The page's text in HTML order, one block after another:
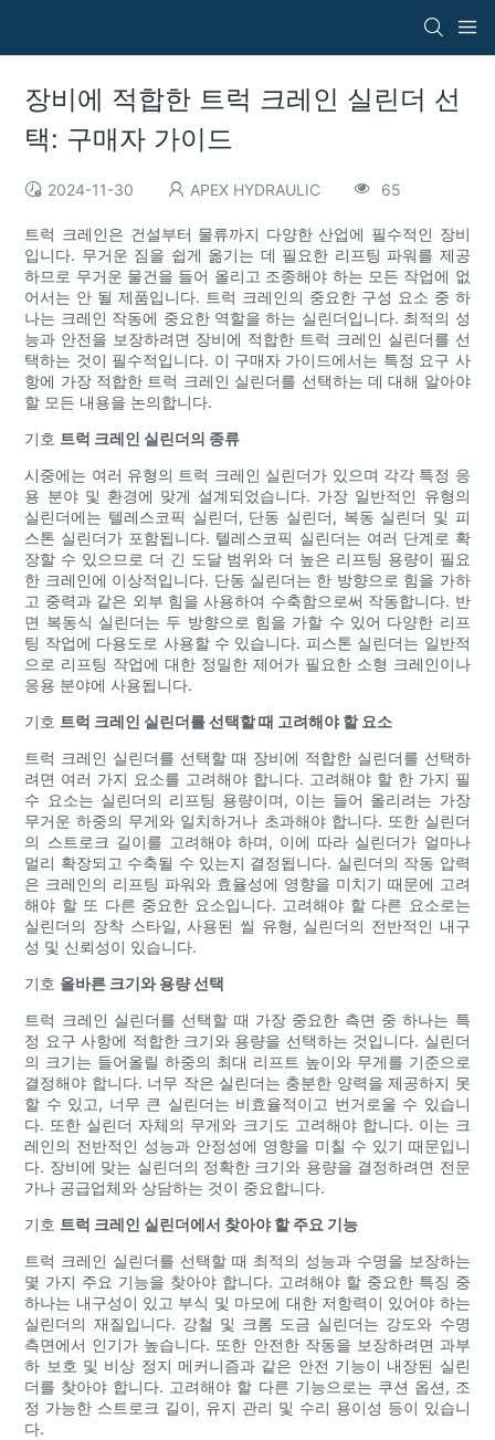
장비에 적합한 트럭 크레인 실린더 선
택: 구매자 가이드
2024-11-30 APEX HYDRAULIC 65
트럭 크레인은 건설부터 물류까지 다양한 산업에 필수적인 장비
입니다. 무거운 짐을 쉽게 옮기는 데 필요한 리프팅 파워를 제공
하므로 무거운 물건을 들어 올리고 조종해야 하는 모든 작업에 없
어서는 안 될 제품입니다. 트럭 크레인의 중요한 구성 요소 중 하
나는 크레인 작동에 중요한 역할을 하는 실린더입니다. 최적의 성
능과 안전을 보장하려면 장비에 적합한 트럭 크레인 실린더를 선
택하는 것이 필수적입니다. 이 구매자 가이드에서는 특정 요구 사
항에 가장 적합한 트럭 크레인 실린더를 선택하는 데 대해 알아야
할 모든 내용을 논의합니다.
기호 트럭 크레인 실린더의 종류
시중에는 여러 유형의 트럭 크레인 실린더가 있으며 각각 특정 응
용 분야 및 환경에 맞게 설계되었습니다. 가장 일반적인 유형의
실린더에는 텔레스코픽 실린더, 단동 실린더, 복동 실린더 및 피
스톤 실린더가 포함됩니다. 텔레스코픽 실린더는 여러 단계로 확
장할 수 있으므로 더 긴 도달 범위와 더 높은 리프팅 용량이 필요
한 크레인에 이상적입니다. 단동 실린더는 한 방향으로 힘을 가하
고 중력과 같은 외부 힘을 사용하여 수축함으로써 작동합니다. 반
면 복동식 실린더는 두 방향으로 힘을 가할 수 있어 다양한 리프
팅 작업에 다용도로 사용할 수 있습니다. 피스톤 실린더는 일반적
으로 리프팅 작업에 대한 정밀한 제어가 필요한 소형 크레인이나
응용 분야에 사용됩니다.
기호 트럭 크레인 실린더를 선택할 때 고려해야 할 요소
트럭 크레인 실린더를 선택할 때 장비에 적합한 실린더를 선택하
려면 여러 가지 요소를 고려해야 합니다. 고려해야 할 한 가지 필
수 요소는 실린더의 리프팅 용량이며, 이는 들어 올리려는 가장
무거운 하중의 무게와 일치하거나 초과해야 합니다. 또한 실린더
의 스트로크 길이를 고려해야 하며, 이에 따라 실린더가 얼마나
멀리 확장되고 수축될 수 있는지 결정됩니다. 실린더의 작동 압력
은 크레인의 리프팅 파워와 효율성에 영향을 미치기 때문에 고려
해야 할 또 다른 중요한 요소입니다. 고려해야 할 다른 요소로는
실린더의 장착 스타일, 사용된 씰 유형, 실린더의 전반적인 내구
성 및 신뢰성이 있습니다.
기호 올바른 크기와 용량 선택
트럭 크레인 실린더를 선택할 때 가장 중요한 측면 중 하나는 특
정 요구 사항에 적합한 크기와 용량을 선택하는 것입니다. 실린더
의 크기는 들어올릴 하중의 최대 리프트 높이와 무게를 기준으로
결정해야 합니다. 너무 작은 실린더는 충분한 양력을 제공하지 못
할 수 있고, 너무 큰 실린더는 비효율적이고 번거로울 수 있습니
다. 또한 실린더 자체의 무게와 크기도 고려해야 합니다. 이는 크
레인의 전반적인 성능과 안정성에 영향을 미칠 수 있기 때문입니
다. 장비에 맞는 실린더의 정확한 크기와 용량을 결정하려면 전문
가나 공급업체와 상담하는 것이 중요합니다.
기호 트럭 크레인 실린더에서 찾아야 할 주요 기능
트럭 크레인 실린더를 선택할 때 최적의 성능과 수명을 보장하는
몇 가지 주요 기능을 찾아야 합니다. 고려해야 할 중요한 특징 중
하나는 내구성이 있고 부식 및 마모에 대한 저항력이 있어야 하는
실린더의 재질입니다. 강철 및 크롬 도금 실린더는 강도와 수명
측면에서 인기가 높습니다. 또한 안전한 작동을 보장하려면 과부
하 보호 및 비상 정지 메커니즘과 같은 안전 기능이 내장된 실린
더를 찾아야 합니다. 고려해야 할 다른 기능으로는 쿠션 옵션, 조
정 가능한 스트로크 길이, 유지 관리 및 수리 용이성 등이 있습니
다.